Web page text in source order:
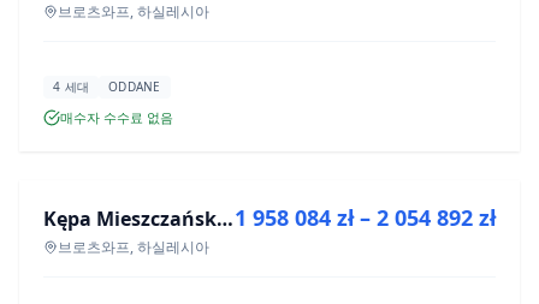
브로츠와프, 하실레시아
4 세대 ODDANE
매수자 수수료 없음
신규 분양 Kępa Mieszczańska - lokale użytkowe
브로츠와프, 하실레시아
1 958 084 zł – 2 054 892 zł